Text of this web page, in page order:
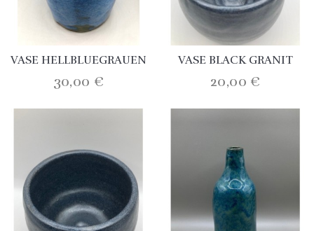
VASE HELLBLUEGRAUEN
30,00 €
VASE BLACK GRANIT
20,00 €